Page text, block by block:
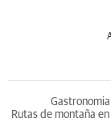
Rutas de montaña en